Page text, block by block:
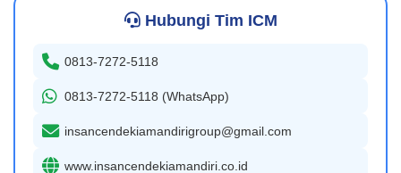
Hubungi Tim ICM
0813-7272-5118
0813-7272-5118 (WhatsApp)
insancendekiamandirigroup@gmail.com
www.insancendekiamandiri.co.id